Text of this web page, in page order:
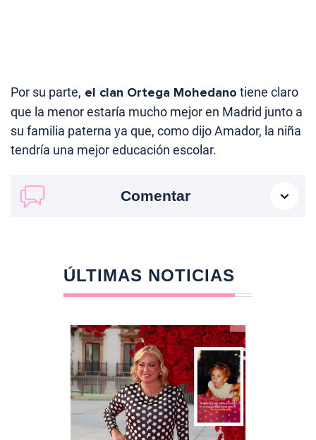
Por su parte, el clan Ortega Mohedano tiene claro
que la menor estaría mucho mejor en Madrid junto a
su familia paterna ya que, como dijo Amador, la niña
tendría una mejor educación escolar.
Comentar
ÚLTIMAS NOTICIAS